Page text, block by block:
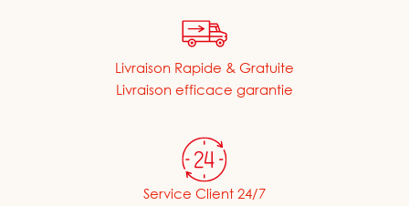
Livraison Rapide & Gratuite
Livraison efficace garantie
Service Client 24/7